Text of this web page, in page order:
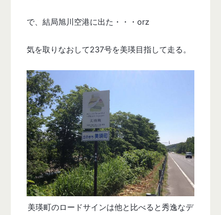
で、結局旭川空港に出た・・・orz
気を取りなおして237号を美瑛目指して走る。
美瑛町のロードサインは他と比べると秀逸なデ